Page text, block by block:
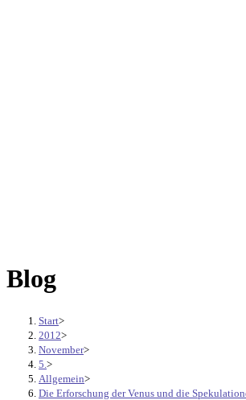
Blog
Start>
2012>
November>
5. >
Allgemein>
Die Erforschung der Venus und die